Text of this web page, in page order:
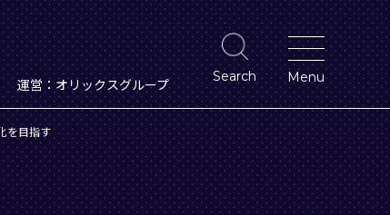
運営：オリックスグループ
を目指す